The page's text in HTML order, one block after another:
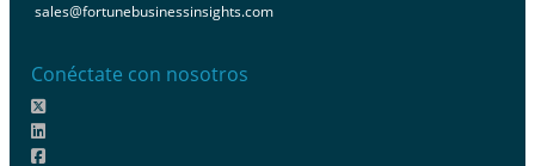
sales@fortunebusinessinsights.com
Conéctate con nosotros